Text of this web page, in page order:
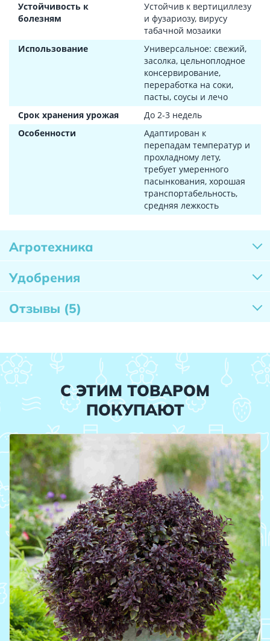
Устойчивость к
болезням
Устойчив к вертициллезу
и фузариозу, вирусу
табачной мозаики
Использование
Универсальное: свежий,
засолка, цельноплодное
консервирование,
переработка на соки,
пасты, соусы и лечо
Срок хранения урожая
До 2-3 недель
Особенности
Адаптирован к
перепадам температур и
прохладному лету,
требует умеренного
пасынкования, хорошая
транспортабельность,
средняя лежкость
Агротехника
Удобрения
Отзывы (5)
С ЭТИМ ТОВАРОМ
ПОКУПАЮТ